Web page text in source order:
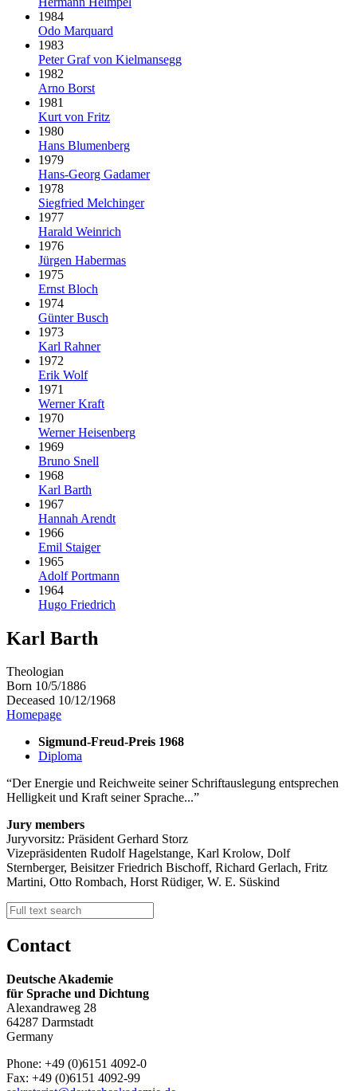
1984
Odo Marquard
1983
Peter Graf von Kielmansegg
1982
Arno Borst
1981
Kurt von Fritz
1980
Hans Blumenberg
1979
Hans-Georg Gadamer
1978
Siegfried Melchinger
1977
Harald Weinrich
1976
Jürgen Habermas
1975
Ernst Bloch
1974
Günter Busch
1973
Karl Rahner
1972
Erik Wolf
1971
Werner Kraft
1970
Werner Heisenberg
1969
Bruno Snell
1968
Karl Barth
1967
Hannah Arendt
1966
Emil Staiger
1965
Adolf Portmann
1964
Hugo Friedrich
Karl Barth
Theologian
Born 10/5/1886
Deceased 10/12/1968
Homepage
Sigmund-Freud-Preis 1968
Diploma
Der Energie und Reichweite seiner Schriftauslegung entsprechen
Helligkeit und Kraft seiner Sprache...
Jury members
Juryvorsitz: Präsident Gerhard Storz
Vizepräsidenten Rudolf Hagelstange, Karl Krolow, Dolf
Sternberger, Beisitzer Friedrich Bischoff, Richard Gerlach, Fritz
Martini, Otto Rombach, Horst Rüdiger, W. E. Süskind
Contact
Deutsche Akademie
für Sprache und Dichtung
Alexandraweg 28
64287 Darmstadt
Germany
Phone: +49 (0)6151 4092-0
Fax: +49 (0)6151 4092-99